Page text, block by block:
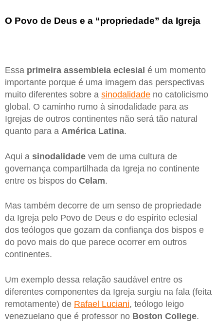
O Povo de Deus e a “propriedade” da Igreja
Essa primeira assembleia eclesial é um momento
importante porque é uma imagem das perspectivas
muito diferentes sobre a sinodalidade no catolicismo
global. O caminho rumo à sinodalidade para as
Igrejas de outros continentes não será tão natural
quanto para a América Latina.
Aqui a sinodalidade vem de uma cultura de
governança compartilhada da Igreja no continente
entre os bispos do Celam.
Mas também decorre de um senso de propriedade
da Igreja pelo Povo de Deus e do espírito eclesial
dos teólogos que gozam da confiança dos bispos e
do povo mais do que parece ocorrer em outros
continentes.
Um exemplo dessa relação saudável entre os
diferentes componentes da Igreja surgiu na fala (feita
remotamente) de Rafael Luciani, teólogo leigo
venezuelano que é professor no Boston College.